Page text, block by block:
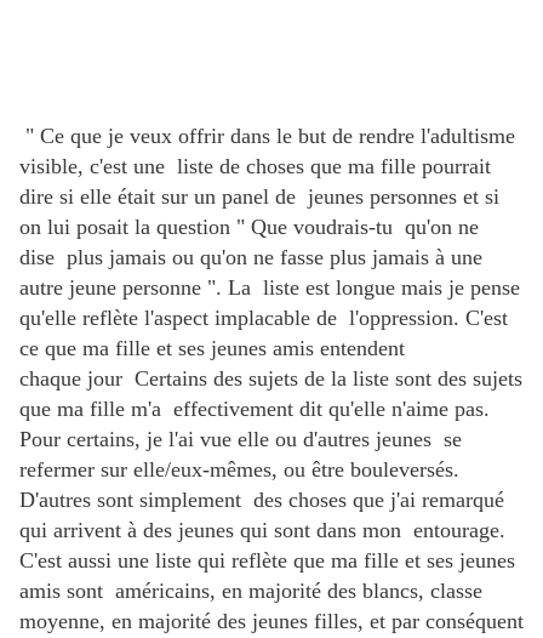
" Ce que je veux offrir dans le but de rendre l'adultisme
visible, c'est une liste de choses que ma fille pourrait
dire si elle était sur un panel de jeunes personnes et si
on lui posait la question " Que voudrais-tu qu'on ne
dise plus jamais ou qu'on ne fasse plus jamais à une
autre jeune personne ". La liste est longue mais je pense
qu'elle reflète l'aspect implacable de l'oppression. C'est
ce que ma fille et ses jeunes amis entendent
chaque jour Certains des sujets de la liste sont des sujets
que ma fille m'a effectivement dit qu'elle n'aime pas.
Pour certains, je l'ai vue elle ou d'autres jeunes se
refermer sur elle/eux-mêmes, ou être bouleversés.
D'autres sont simplement des choses que j'ai remarqué
qui arrivent à des jeunes qui sont dans mon entourage.
C'est aussi une liste qui reflète que ma fille et ses jeunes
amis sont américains, en majorité des blancs, classe
moyenne, en majorité des jeunes filles, et par conséquent